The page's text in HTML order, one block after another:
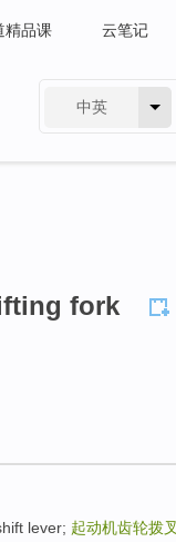
精品课 云笔记
中英
fork
lever; 起动机齿轮拨